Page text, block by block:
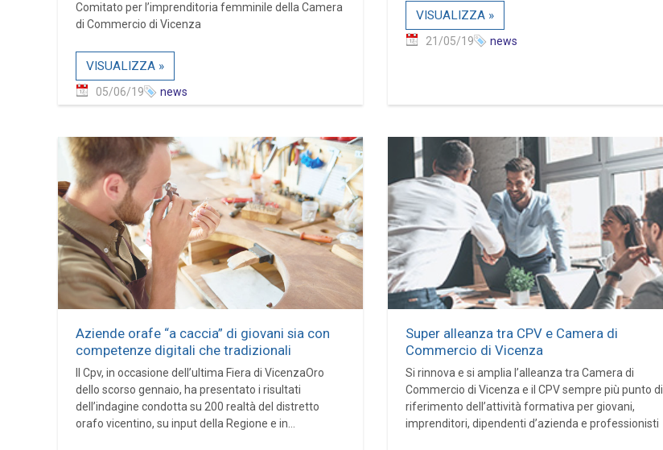
Comitato per l’imprenditoria femminile della Camera
di Commercio di Vicenza
VISUALIZZA »
05/06/19 news
VISUALIZZA »
21/05/19 news
Aziende orafe “a caccia” di giovani sia con
competenze digitali che tradizionali
Il Cpv, in occasione dell’ultima Fiera di VicenzaOro
dello scorso gennaio, ha presentato i risultati
dell’indagine condotta su 200 realtà del distretto
orafo vicentino, su input della Regione e in...
Super alleanza tra CPV e Camera di
Commercio di Vicenza
Si rinnova e si amplia l’alleanza tra Camera di
Commercio di Vicenza e il CPV sempre più punto di
riferimento dell’attività formativa per giovani,
imprenditori, dipendenti d’azienda e professionisti